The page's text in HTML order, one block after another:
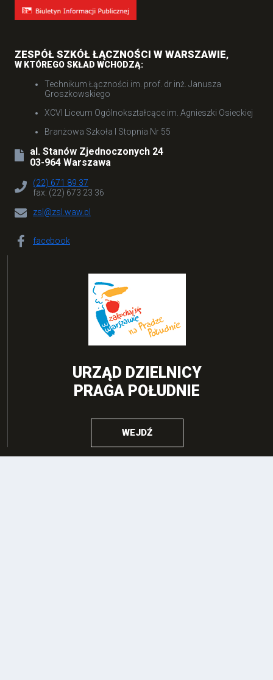
ZESPÓŁ SZKÓŁ ŁĄCZNOŚCI W WARSZAWIE,
W KTÓREGO SKŁAD WCHODZĄ:
Technikum Łączności im. prof. dr inż. Janusza
Groszkowskiego
XCVI Liceum Ogólnokształcące im. Agnieszki Osieckiej
Branżowa Szkoła I Stopnia Nr 55
al. Stanów Zjednoczonych 24
03-964 Warszawa
(22) 671 89 37
fax: (22) 673 23 36
zsl@zsl.waw.pl
facebook
URZĄD DZIELNICY
PRAGA POŁUDNIE
WEJDŹ